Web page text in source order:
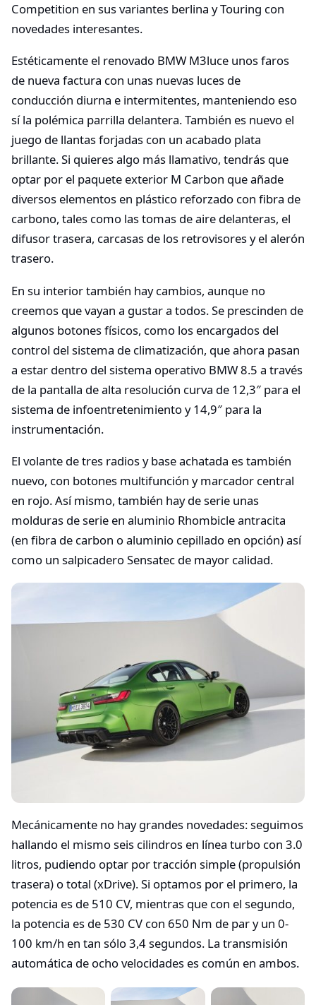
Competition en sus variantes berlina y Touring con
novedades interesantes.
Estéticamente el renovado BMW M3luce unos faros
de nueva factura con unas nuevas luces de
conducción diurna e intermitentes, manteniendo eso
sí la polémica parrilla delantera. También es nuevo el
juego de llantas forjadas con un acabado plata
brillante. Si quieres algo más llamativo, tendrás que
optar por el paquete exterior M Carbon que añade
diversos elementos en plástico reforzado con fibra de
carbono, tales como las tomas de aire delanteras, el
difusor trasera, carcasas de los retrovisores y el alerón
trasero.
En su interior también hay cambios, aunque no
creemos que vayan a gustar a todos. Se prescinden de
algunos botones físicos, como los encargados del
control del sistema de climatización, que ahora pasan
a estar dentro del sistema operativo BMW 8.5 a través
de la pantalla de alta resolución curva de 12,3″ para el
sistema de infoentretenimiento y 14,9″ para la
instrumentación.
El volante de tres radios y base achatada es también
nuevo, con botones multifunción y marcador central
en rojo. Así mismo, también hay de serie unas
molduras de serie en aluminio Rhombicle antracita
(en fibra de carbon o aluminio cepillado en opción) así
como un salpicadero Sensatec de mayor calidad.
Mecánicamente no hay grandes novedades: seguimos
hallando el mismo seis cilindros en línea turbo con 3.0
litros, pudiendo optar por tracción simple (propulsión
trasera) o total (xDrive). Si optamos por el primero, la
potencia es de 510 CV, mientras que con el segundo,
la potencia es de 530 CV con 650 Nm de par y un 0-
100 km/h en tan sólo 3,4 segundos. La transmisión
automática de ocho velocidades es común en ambos.